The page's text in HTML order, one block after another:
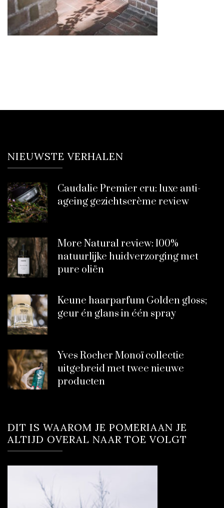
NIEUWSTE VERHALEN
Caudalie Premier cru: luxe anti-
ageing gezichtscrème review
More Natural review: 100%
natuurlijke huidverzorging met
pure oliën
Keune haarparfum Golden gloss;
geur én glans in één spray
Yves Rocher Monoï collectie
uitgebreid met twee nieuwe
producten
DIT IS WAAROM JE POMERIAAN JE
ALTIJD OVERAL NAAR TOE VOLGT